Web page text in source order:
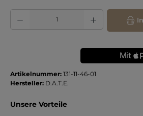
Produkt Anzahl: Gib den gewünschten Wert
Artikelnummer: 131-11-46-01
Hersteller: D.A.T.E.
Unsere Vorteile